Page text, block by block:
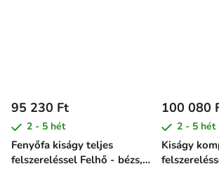
Fenyőfa kiságy teljes
felszereléssel Felhő - bézs,
95 230 Ft
2 - 5 hét
Kiságy
100 080
2 - 5 hét